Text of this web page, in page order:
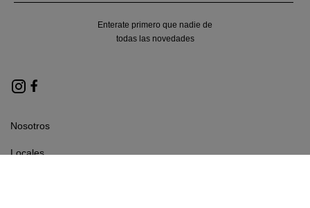
Enterate primero que nadie de
todas las novedades
Nosotros
Locales